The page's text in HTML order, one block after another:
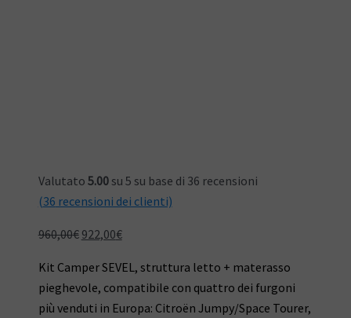
Valutato 5.00su 5 su base di 36 recensioni
(36 recensioni dei clienti)
960,00€ Il
originale
era:
922,00€Il
attuale
è:
Kit Camper SEVEL, struttura letto + materasso
pieghevole, compatibile con quattro dei furgoni
più venduti in Europa: Citroën Jumpy/Space Tourer,